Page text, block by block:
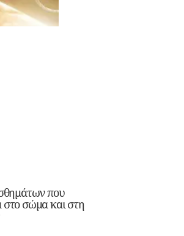
που
στο σώμα και στη